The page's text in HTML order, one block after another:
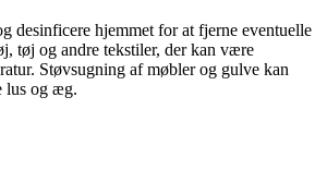
desinficere hjemmet for at fjerne eventuelle
tøj og andre tekstiler, der kan være
Støvsugning af møbler og gulve kan
lus og æg.